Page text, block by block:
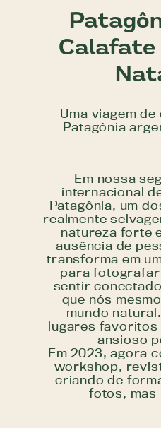
Uma viagem
Patagônia
Em nossa
internacional
Patagônia, um
realmente
natureza forte
ausência de
transforma em
para fotografar
sentir
que nós
mundo
lugares favoritos
ansioso
Em 2023, agora
workshop,
criando de
fotos, mas